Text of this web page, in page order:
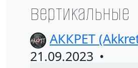
вертикальные
АККРЕТ
21.09.2023